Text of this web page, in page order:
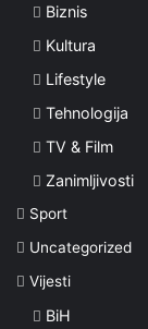
Biznis
Kultura
Lifestyle
Tehnologija
TV & Film
Zanimljivosti
Sport
Uncategorized
Vijesti
BiH